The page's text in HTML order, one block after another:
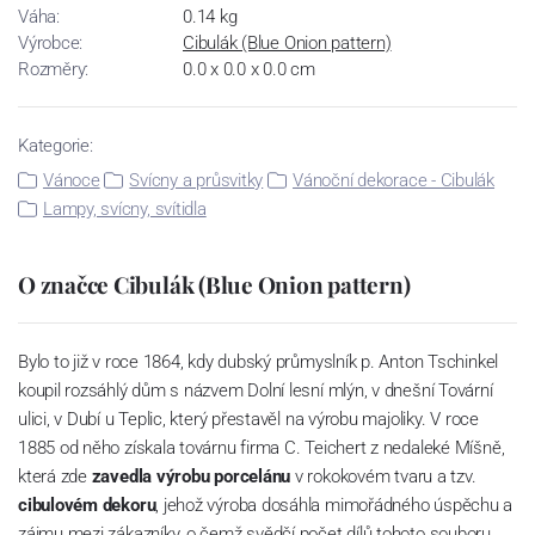
Váha:
0.14 kg
Výrobce:
Cibulák (Blue Onion pattern)
Rozměry:
0.0 x 0.0 x 0.0 cm
Kategorie:
Vánoce
Svícny a průsvitky
Vánoční dekorace - Cibulák
Lampy, svícny, svítidla
O značce Cibulák (Blue Onion pattern)
Bylo to již v roce 1864, kdy dubský průmyslník p. Anton Tschinkel
koupil rozsáhlý dům s názvem Dolní lesní mlýn, v dnešní Tovární
ulici, v Dubí u Teplic, který přestavěl na výrobu majoliky. V roce
1885 od něho získala továrnu firma C. Teichert z nedaleké Míšně,
která zde zavedla výrobu porcelánu v rokokovém tvaru a tzv.
cibulovém dekoru, jehož výroba dosáhla mimořádného úspěchu a